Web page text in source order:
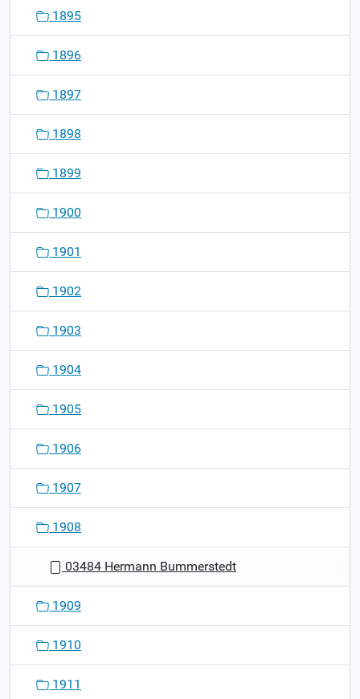
1895
1896
1897
1898
1899
1900
1901
1902
1903
1904
1905
1906
1907
1908
03484 Hermann Bummerstedt
1909
1910
1911